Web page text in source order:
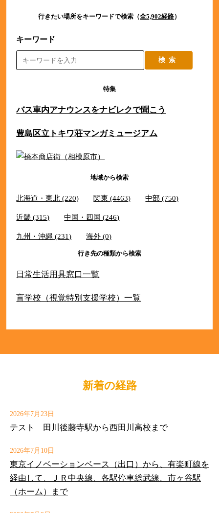
行きたい場所をキーワードで検索（全5,902経路）
キーワード
検索
特集
バス車内アナウンスをナビレクで聞こう
豊島区立トキワ荘マンガミュージアム
地域から検索
北海道・東北 (220) 関東 (4463) 中部 (750)
近畿 (315) 中国・四国 (246)
九州・沖縄 (231) 海外 (0)
行き先の種類から検索
日常生活用具窓口一覧
盲学校（視覚特別支援学校）一覧
新着の経路
2026年7月23日
テスト 田川後藤寺駅から西田川高校まで
2026年7月10日
東京イノベーションベース（出口）から、有楽町線を
経由して、ＪＲ中央線、各駅停車総武線、市ヶ谷駅
（ホーム）まで